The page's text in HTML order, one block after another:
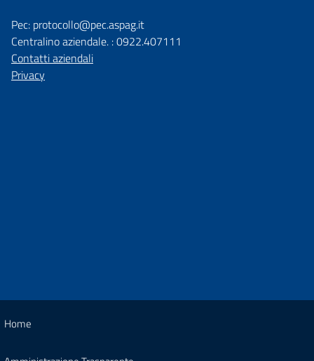
Pec: protocollo@pec.aspag.it
Centralino aziendale. : 0922.407111
Contatti aziendali
Privacy
Home